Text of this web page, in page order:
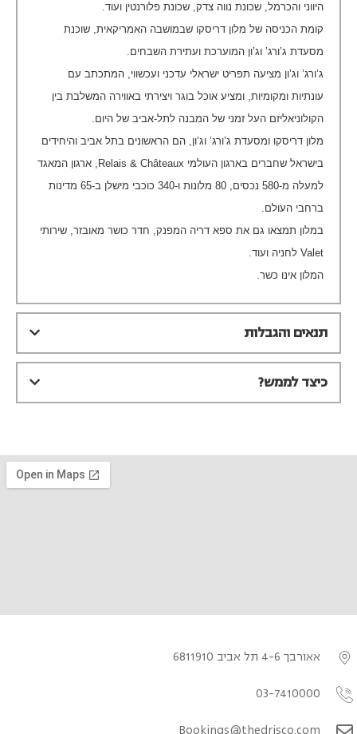
היווני והכרמל, שכונת נווה צדק, שכונת פלורנטין ועוד.
קומת הכניסה של מלון דריסקו שבמושבה האמריקאית, שוכנת
מסעדת ג’ורג’ וג’ון המוערכת ועתירת השבחים.
ג’ורג’ וג’ון מציעה תפריט ישראלי עדכני ועכשווי, המתכתב עם
עונתיות ומקומיות, ומציע אוכל בוגר ויצירתי באווירה המשלבת בין
הקולוניאליזם העל זמני של המבנה לתל-אביב של היום.
מלון דריסקו ומסעדת ג’ורג’ וג’ון, הם הראשונים בתל אביב והיחידים
בישראל שחברים בארגון העולמי Relais & Châteaux, ארגון המאגד
למעלה מ-580 נכסים, 80 מלונות ו-340 כוכבי מישלן ב-65 מדינות
ברחבי העולם.
במלון תמצאו גם את ספא דריה המפנק, חדר כושר מאובזר, שירותי
Valet לחניה ועוד.
המלון אינו כשר.
תנאים והגבלות
כיצד לממש?
אאורבך 4-6 תל אביב 6811910
03-7410000